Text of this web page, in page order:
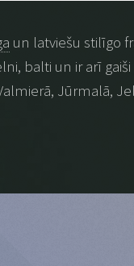
un latviešu stilīgo
balti un ir arī
Jūrmalā,